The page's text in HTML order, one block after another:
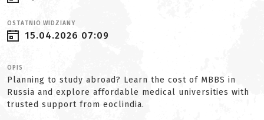
OSTATNIO WIDZIANY
15.04.2026 07:09
OPIS
Planning to study abroad? Learn the cost of MBBS in
Russia and explore affordable medical universities with
trusted support from eoclindia.